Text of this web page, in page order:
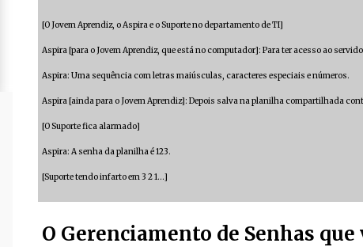
[O Jovem Aprendiz, o Aspira e o Suporte no departamento de TI]
Aspira [para o Jovem Aprendiz, que está no computador]: Para ter acesso ao
Aspira: Uma sequência com letras maiúsculas, caracteres especiais e números.
Aspira [ainda para o Jovem Aprendiz]: Depois salva na planilha compartilhada
[O Suporte fica alarmado]
Aspira: A senha da planilha é 123.
[Suporte tendo infarto em 3 2 1…]
O Gerenciamento de Senhas